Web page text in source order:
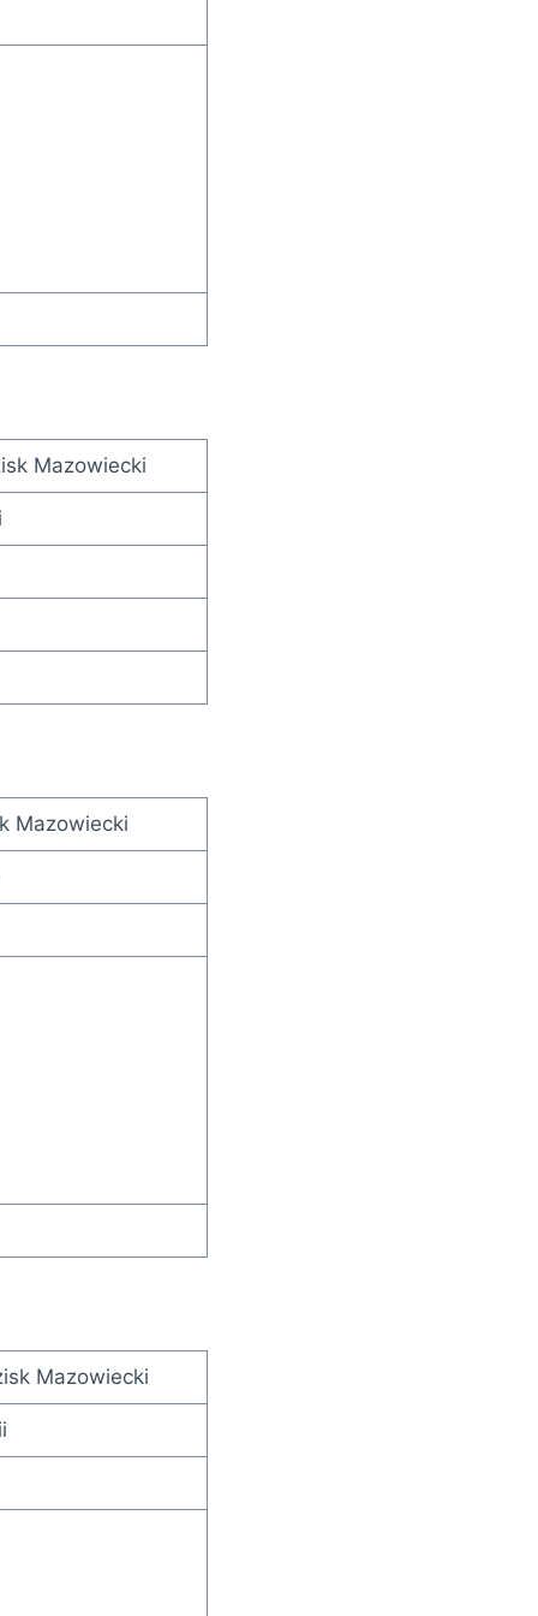
Mazowiecki
Mazowiecki
Mazowiecki